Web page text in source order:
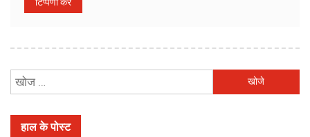
को
हाल के पोस्ट